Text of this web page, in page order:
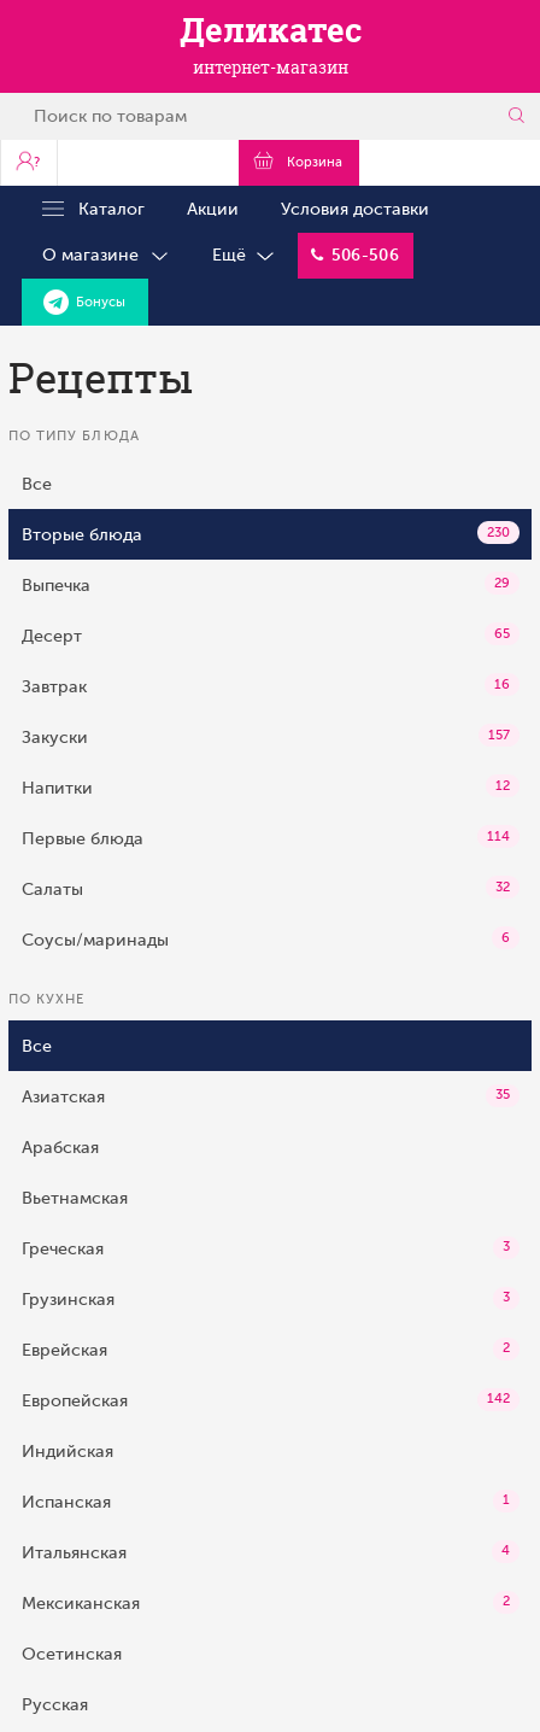
Деликатес
интернет-магазин
? Корзина
Каталог Акции Условия доставки
О магазине Ещё 506-506
Бонусы
Рецепты
ПО ТИПУ БЛЮДА
Все
Вторые блюда 230
Выпечка 29
Десерт 65
Завтрак 16
Закуски 157
Напитки 12
Первые блюда 114
Салаты 32
Соусы/маринады 6
ПО КУХНЕ
Все
Азиатская 35
Арабская
Вьетнамская
Греческая 3
Грузинская 3
Еврейская 2
Европейская 142
Индийская
Испанская 1
Итальянская 4
Мексиканская 2
Осетинская
Русская